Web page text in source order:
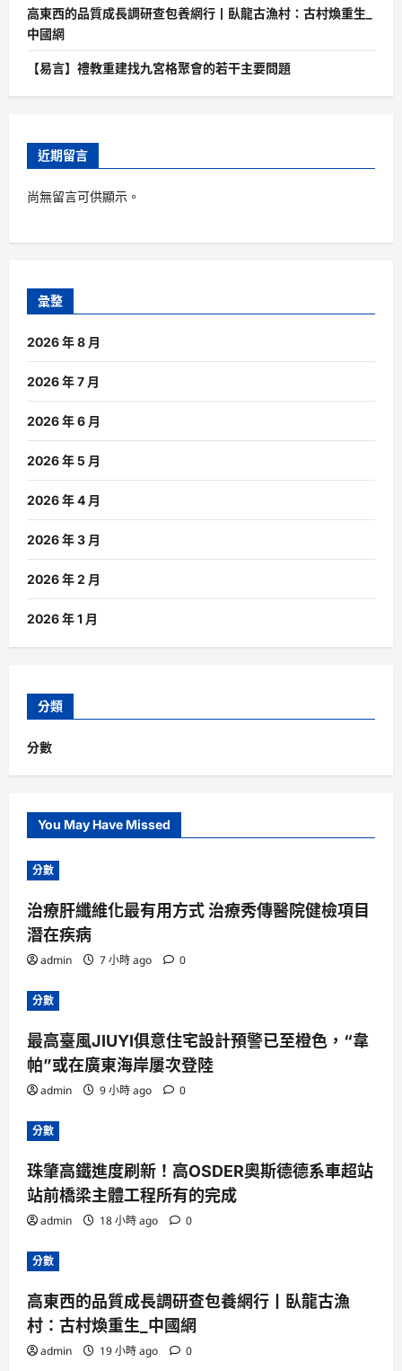
高東西的品質成長調研查包養網行丨臥龍古漁村：古村煥重生_
中國網
【易言】禮教重建找九宮格聚會的若干主要問題
近期留言
尚無留言可供顯示。
彙整
2026 年 8 月
2026 年 7 月
2026 年 6 月
2026 年 5 月
2026 年 4 月
2026 年 3 月
2026 年 2 月
2026 年 1 月
分類
分數
You May Have Missed
分數
治療肝纖維化最有用方式 治療秀傳醫院健檢項目
潛在疾病
admin 7 小時 ago 0
分數
最高臺風JIUYI俱意住宅設計預警已至橙色，“韋
帕”或在廣東海岸屢次登陸
admin 9 小時 ago 0
分數
珠肇高鐵進度刷新！高OSDER奧斯德德系車超站
站前橋梁主體工程所有的完成
admin 18 小時 ago 0
分數
高東西的品質成長調研查包養網行丨臥龍古漁
村：古村煥重生_中國網
admin 19 小時 ago 0